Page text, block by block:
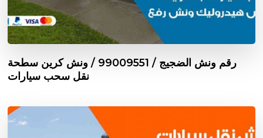
رقم ونش الضجيج / 99009551‬ / ونش كرين سطحة
نقل سحب سيارات